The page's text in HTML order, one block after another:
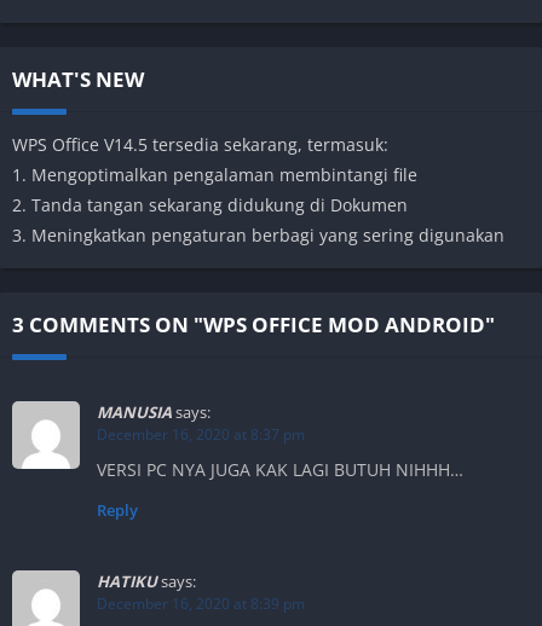
WHAT'S NEW
WPS Office V14.5 tersedia sekarang, termasuk:
1. Mengoptimalkan pengalaman membintangi file
2. Tanda tangan sekarang didukung di Dokumen
3. Meningkatkan pengaturan berbagi yang sering digunakan
3 COMMENTS ON "WPS OFFICE MOD ANDROID"
MANUSIAsays:
December 16, 2020 at 8:37 pm
VERSI PC NYA JUGA KAK LAGI BUTUH NIHHH…
Reply
HATIKUsays:
December 16, 2020 at 8:39 pm